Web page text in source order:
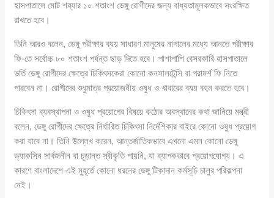
হাসপাতালে মোট শয্যার ১০ শতাংশ ডেঙ্গু রোগীদের জন্য বাধ্যতামূলকভাবে সংরক্ষিত
রাখতে হবে।
তিনি আরও বলেন, ডেঙ্গু পরীক্ষার ব্যয় সাধারণ মানুষের নাগালের মধ্যে আনতে পরীক্ষার
ফি-তে সর্বোচ্চ ৮০ শতাংশ পর্যন্ত ছাড় দিতে হবে। পাশাপাশি বেসরকারি হাসপাতালে
ভর্তি ডেঙ্গু রোগীদের ক্ষেত্রে চিকিৎসকেরা কোনো কনসালটেন্সি বা পরামর্শ ফি নিতে
পারবেন না। রোগীদের শুধুমাত্র প্রয়োজনীয় ওষুধ ও খাবারের ব্যয় বহন করতে হবে।
চিকিৎসা ব্যবস্থাপনা ও ওষুধ প্রয়োগের বিষয়ে কঠোর অবস্থানের কথা জানিয়ে মন্ত্রী
বলেন, ডেঙ্গু রোগীদের ক্ষেত্রে নির্ধারিত চিকিৎসা নির্দেশিকার বাইরে কোনো ওষুধ প্রয়োগ
করা যাবে না। তিনি উল্লেখ করেন, আন্তর্জাতিকভাবে এখনো এমন কোনো ডেঙ্গু
ভ্যাকসিন সার্বজনীন বা চূড়ান্ত স্বীকৃতি পায়নি, যা ব্যাপকভাবে প্রয়োগযোগ্য। এ
কারণে বাংলাদেশে এই মুহূর্তে কোনো ধরনের ডেঙ্গু টিকাদান কর্মসূচি চালুর পরিকল্পনা
নেই।